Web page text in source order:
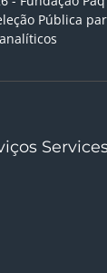
Pública